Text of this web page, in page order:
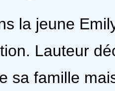
la jeune
Lauteur
sa famille